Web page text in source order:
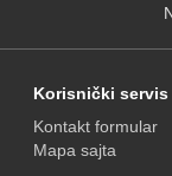
Korisnički servis
Kontakt formular
Mapa sajta